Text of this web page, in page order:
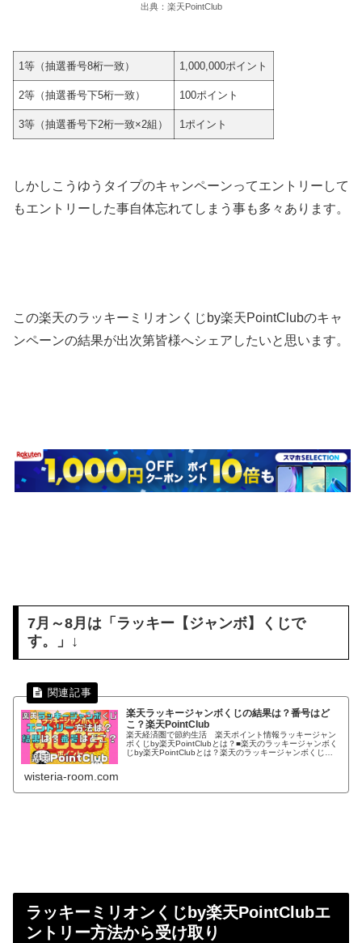
出典：楽天PointClub
1等（抽選番号8桁一致） 1,000,000ポイント
2等（抽選番号下5桁一致） 100ポイント
3等（抽選番号下2桁一致×2組） 1ポイント
しかしこうゆうタイプのキャンペーンってエントリーして
もエントリーした事自体忘れてしまう事も多々あります。
この楽天のラッキーミリオンくじby楽天PointClubのキャ
ンペーンの結果が出次第皆様へシェアしたいと思います。
7月～8月は「ラッキー【ジャンボ】くじで
す。」↓
楽天ラッキージャンボくじの結果は？番号はど
こ？楽天PointClub
楽天経済圏で節約生活 楽天ポイント情報ラッキージャン
ボくじby楽天PointClubとは？■楽天のラッキージャンボく
じby楽天PointClubとは？楽天のラッキージャンボくじは
wisteria-room.com
ラッキーミリオンくじby楽天PointClubエ
ントリー方法から受け取り